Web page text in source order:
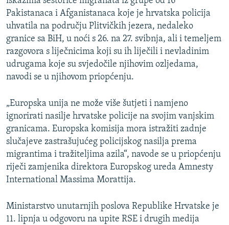
Pakistanaca i Afganistanaca koje je hrvatska policija
uhvatila na području Plitvičkih jezera, nedaleko
granice sa BiH, u noći s 26. na 27. svibnja, ali i temeljem
razgovora s liječnicima koji su ih liječili i nevladinim
udrugama koje su svjedočile njihovim ozljedama,
navodi se u njihovom priopćenju.
„Europska unija ne može više šutjeti i namjeno
ignorirati nasilje hrvatske policije na svojim vanjskim
granicama. Europska komisija mora istražiti zadnje
slučajeve zastrašujućeg policijskog nasilja prema
migrantima i tražiteljima azila“, navode se u priopćenju
riječi zamjenika direktora Europskog ureda Amnesty
International Massima Morattija.
Ministarstvo unutarnjih poslova Republike Hrvatske je
11. lipnja u odgovoru na upite RSE i drugih medija